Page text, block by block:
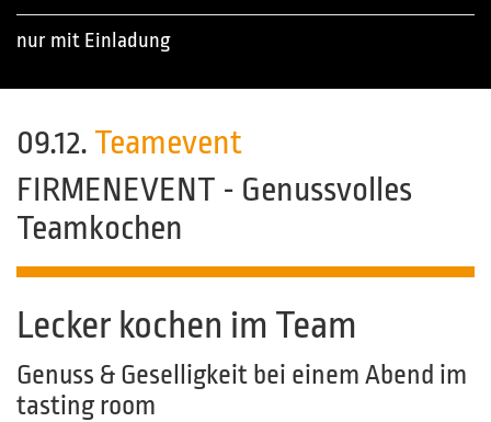
nur mit Einladung
09.12. Teamevent
FIRMENEVENT - Genussvolles
Teamkochen
Lecker kochen im Team
Genuss & Geselligkeit bei einem Abend im
tasting room